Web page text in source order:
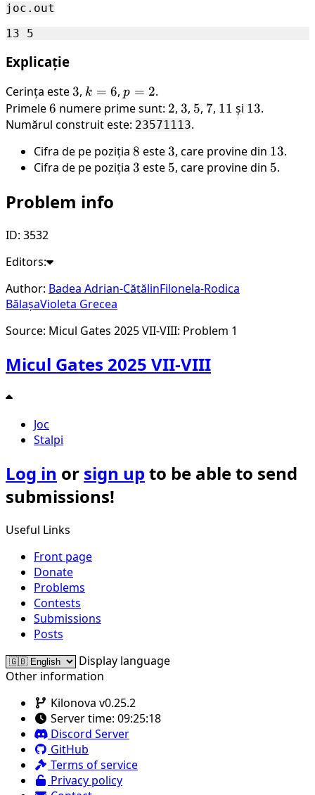
joc.out
Explicație
Cerința este3
3, k=6
k = 6,p=2
p = 2.
Primele6
6 numere prime sunt: 2
2, 3
3, 5
5, 7
7, 11
11 și 13
13.
Numărul construit este: 23571113.
Cifra de pe poziția 8
8 este3
3, care provine din 13
13.
Cifra de pe poziția 3
3 este 5
5, care provine din 5
5.
Problem info
ID: 3532
Editors:
Author: Badea Adrian-CătălinFilonela-Rodica
BălașaVioleta Grecea
Source: Micul Gates 2025 VII-VIII: Problem 1
Micul Gates 2025 VII-VIII
Joc
Stalpi
Log in or sign upto be able to send
submissions!
Useful Links
Front page
Donate
Problems
Contests
Submissions
Posts
Display language
Other information
Kilonova v0.25.2
Server time: 09:25:18
Discord Server
GitHub
Terms of service
Privacy policy